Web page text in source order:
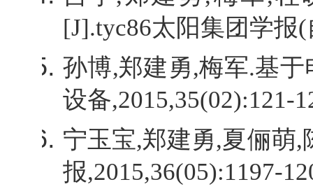
[J].tyc86太阳集团学报(
孙博,郑建勇,梅军.基于
设备,2015,35(02):121-
宁玉宝,郑建勇,夏俪萌,
报,2015,36(05):1197-